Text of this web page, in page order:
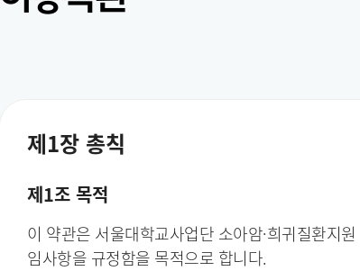
제1장 총칙
제1조 목적
이 약관은 서울대학교사업단 소아암·희귀질환지
임사항을 규정함을 목적으로 합니다.